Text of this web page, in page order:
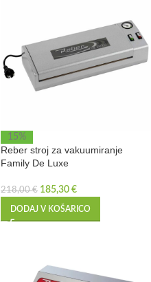
15%
Reber stroj za vakuumiranje
Family De Luxe
218,00€ 185,30 €
DODAJ V KOŠARICO